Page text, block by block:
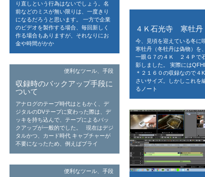
り直しという行為はないでしょう。名
前などのミスが無い限りは、一度きり
になるだろうと思います。 一方で企業
のビデオを製作する場合、毎回新しく
作る場合もありますが、それなりにお
金や時間がかか
４Ｋ石光寺 寒牡丹
今、見頃を迎えている冬に
寒牡丹（冬牡丹は偽物）を
一眼Ｇ７の４Ｋ ２４Ｐで
影しました。 実際には
＊２１６０の収録なので４
さいサイズ。しかしこれを
るノート
便利なツール、手段
収録時のバックアップ手段に
ついて
アナログのテープ時代はともかく、デ
ジタルのDVテープに変わった際は、デ
ッキを持ち込んで、テープによるバッ
クアップが一般的でした。 現在はデジ
タルかつ、カード時代 キャプチャーが
不要になったため、例えばブライ
便利なツール、手段